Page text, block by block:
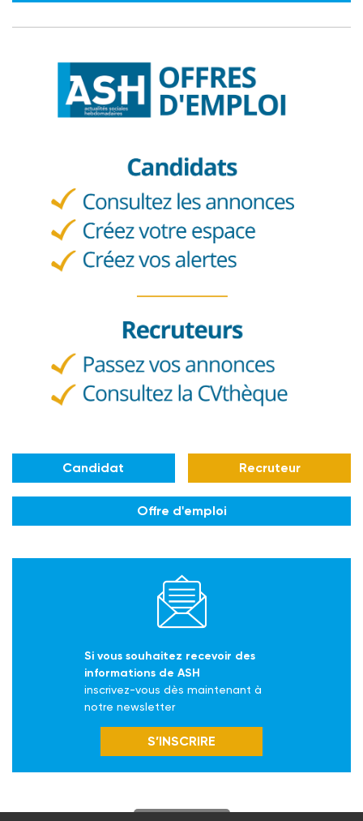
Candidat Recruteur
Offre d'emploi
Si vous souhaitez recevoir des
informations de ASH
inscrivez-vous dès maintenant à
notre newsletter
S’INSCRIRE